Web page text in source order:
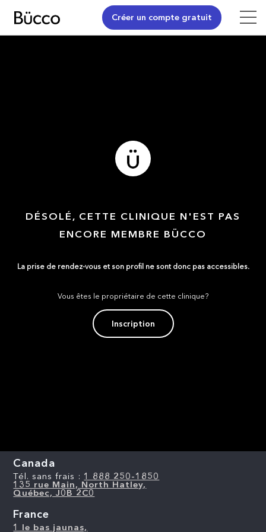
Créer un compte gratuit
DÉSOLÉ, CETTE CLINIQUE N'EST PAS
ENCORE MEMBRE BÜCCO
La prise de rendez-vous et son profil ne sont donc pas accessibles.
Vous êtes le propriétaire de cette clinique?
Inscription
Canada
Tél. sans frais : 1 888 250-1850
135 rue Main, North Hatley,
Québec, J0B 2C0
France
1 le bas jaunas,